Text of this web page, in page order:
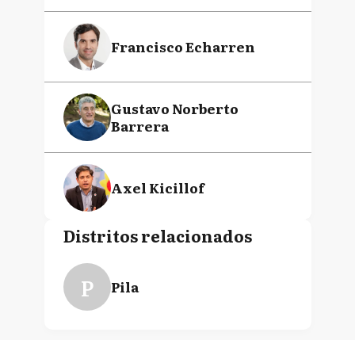
Francisco Echarren
Gustavo Norberto
Barrera
Axel Kicillof
Distritos relacionados
P Pila